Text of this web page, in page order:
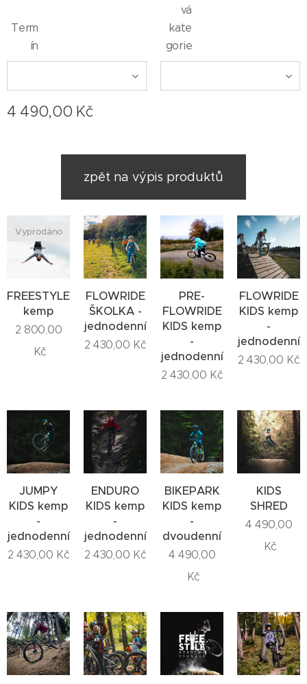
Term
ín
vá
kate
gorie
4 490,00 Kč
zpět na výpis produktů
FREESTYLE
kemp
Vyprodáno
2 800,00
Kč
FLOWRIDE
ŠKOLKA -
jednodenní
2 430,00 Kč
PRE-
FLOWRIDE
KIDS kemp
-
jednodenní
2 430,00 Kč
FLOWRIDE
KIDS kemp
-
jednodenní
2 430,00 Kč
JUMPY
KIDS kemp
-
jednodenní
2 430,00 Kč
ENDURO
KIDS kemp
-
jednodenní
2 430,00 Kč
BIKEPARK
KIDS kemp
-
dvoudenní
4 490,00
Kč
KIDS
SHRED
4 490,00
Kč